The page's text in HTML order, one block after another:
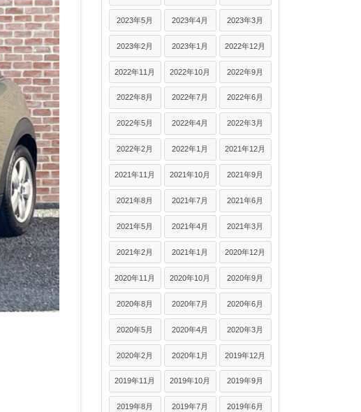
2023年5月 2023年4月 2023年3月
2023年2月 2023年1月 2022年12月
2022年11月 2022年10月 2022年9月
2022年8月 2022年7月 2022年6月
2022年5月 2022年4月 2022年3月
2022年2月 2022年1月 2021年12月
2021年11月 2021年10月 2021年9月
2021年8月 2021年7月 2021年6月
2021年5月 2021年4月 2021年3月
2021年2月 2021年1月 2020年12月
2020年11月 2020年10月 2020年9月
2020年8月 2020年7月 2020年6月
2020年5月 2020年4月 2020年3月
2020年2月 2020年1月 2019年12月
2019年11月 2019年10月 2019年9月
2019年8月 2019年7月 2019年6月